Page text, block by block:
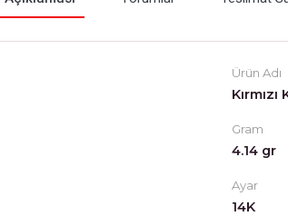
Ürün Adı
Gram
4.14 gr
Ayar
14K